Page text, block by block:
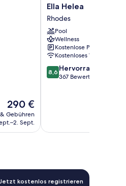
Der
Preis
beträgt
290 €
Gebühren
Sept.
Ella
Helea
Rhodes
Ella Helea
Rhodes
Pool
Wellness
Kostenlose Parkplätze
Kostenloses WLAN
8.6
von
8,6 Hervorragend
367 Bewertungen
kostenlos registrieren